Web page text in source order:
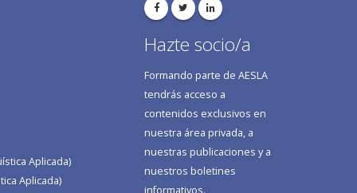
Aplicada)
Aplicada)
Hazte socio/a
Formando parte de AESLA
tendrás acceso a
contenidos exclusivos en
nuestra área privada, a
nuestras publicaciones y a
nuestros boletines
informativos.